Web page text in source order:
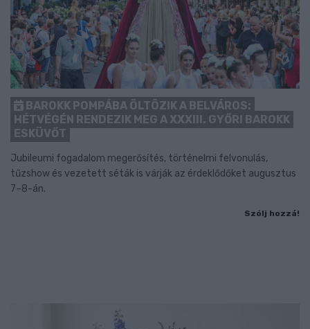
BAROKK POMPÁBA ÖLTÖZIK A BELVÁROS:
HÉTVÉGÉN RENDEZIK MEG A XXXIII. GYŐRI BAROKK
ESKÜVŐT
Jubileumi fogadalom megerősítés, történelmi felvonulás,
tűzshow és vezetett séták is várják az érdeklődőket augusztus
7–8-án.
Szólj hozzá!